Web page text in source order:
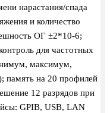
нарастания/спада
и количество
ОГ ±2*10-6;
для частотных
максимум,
память на 20 профилей
12 разрядов при
GPIB, USB, LAN